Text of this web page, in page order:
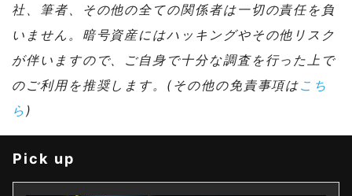
社、筆者、その他の全ての関係者は一切の責任を負
いません。暗号資産にはハッキングやその他リスク
が伴いますので、ご自身で十分な調査を行った上で
のご利用を推奨します。(その他の免責事項はこち
ら )
Pick up